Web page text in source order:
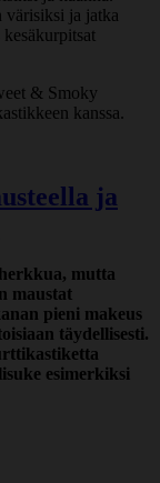
värisiksi ja jatka
& Smoky
kanssa.
ja
mutta
maustat
pieni makeus
täydellisesti.
esimerkiksi